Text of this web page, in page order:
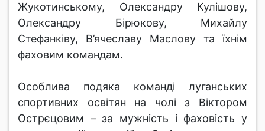
Жукотинському, Олександру Кулішову,
Олександру Бірюкову, Михайлу
Стефанківу, В’ячеславу Маслову та їхнім
фаховим командам.
Особлива подяка команді луганських
спортивних освітян на чолі з Віктором
Острєцовим – за мужність і фаховість у